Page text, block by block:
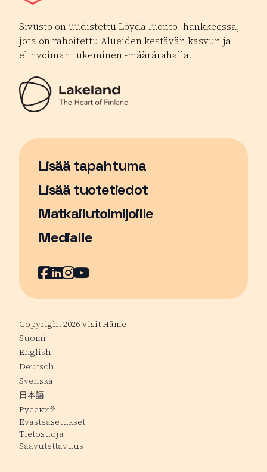
Sivusto on uudistettu Löydä luonto -hankkeessa,
jota on rahoitettu Alueiden kestävän kasvun ja
elinvoiman tukeminen -määrärahalla.
Lisää tapahtuma
Sivu avautuu uudessa ikkunassa
Lisää tuotetiedot
Matkailutoimijoille
Medialle
Facebook
Sivu avautuu uudessa ikkunassa
LinkedIn
Sivu avautuu uudessa ikkunassa
Instagram
Sivu avautuu uudessa
YouTube
Sivu avautuu uudessa
Copyright 2026 Visit Häme
Suomi
English
Deutsch
Svenska
日本語
Русский
Evästeasetukset
Tietosuoja
Saavutettavuus